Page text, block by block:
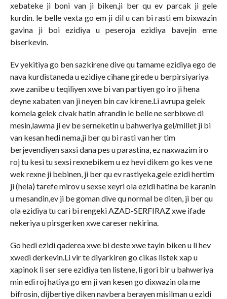
xebateke ji boni van ji biken,ji ber qu ev parcak ji gele
kurdin. le belle vexta go em ji dil u can bi rasti em bixwazin
gavina ji boi ezidiya u peseroja ezidiya bavejin eme
biserkevin.
Ev yekitiya go ben sazkirene dive qu tamame ezidiya ego de
nava kurdistaneda u ezidiye cihane girede u berpirsiyariya
xwe zanibe u teqiliyen xwe bi van partiyen go iro ji hena
deyne xabaten van ji neyen bin cav kirene.Li avrupa gelek
komela gelek civak hatin afrandin le belle ne serbixwe di
mesin,lawma ji ev be serneketin u bahweriya gel/millet ji bi
van kesan hedi nema,ji ber qu bi rasti van her tim
berjevendiyen saxsi dana pes u parastina, ez naxwazim iro
roj tu kesi tu sexsi rexnebikem u ez hevi dikem go kes ve ne
wek rexne ji bebinen, ji ber qu ev rastiyeka,gele ezidi hertim
ji (hela) tarefe mirov u sexse xeyri ola ezidi hatina be karanin
u mesandin,ev ji be goman dive qu normal be diten, ji ber qu
ola ezidiya tu cari bi rengeki AZAD-SERFIRAZ xwe ifade
nekeriya u pirsgerken xwe careser nekirina.
Go hedi ezidi qaderea xwe bi deste xwe tayin biken u li hev
xwedi derkevin.Li vir te diyarkiren go cikas listek xap u
xapinok li ser sere ezidiya ten listene, li gori bir u bahweriya
min edi roj hatiya go em ji van kesen go dixwazin ola me
bifrosin, dijbertiye diken navbera berayen misilman u ezidi